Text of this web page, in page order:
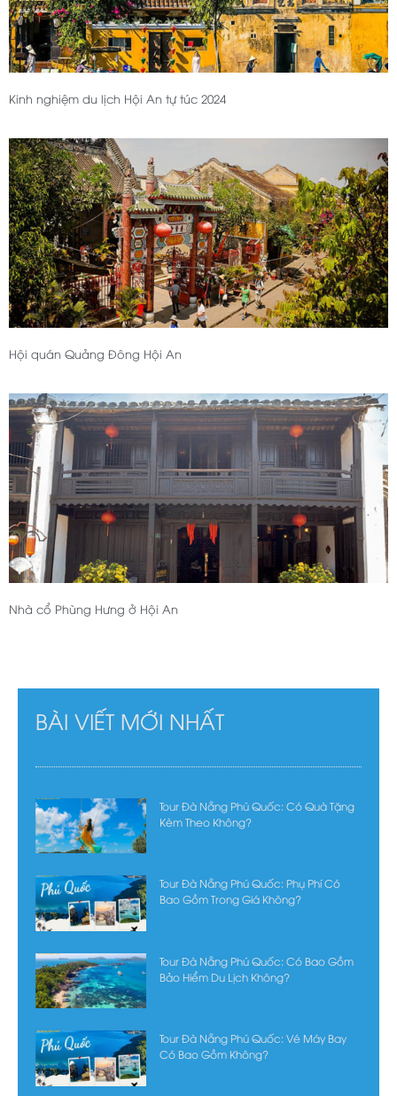
Kinh nghiệm du lịch Hội An tự túc 2024
Hội quán Quảng Đông Hội An
Nhà cổ Phùng Hưng ở Hội An
BÀI VIẾT MỚI NHẤT
Tour Đà Nẵng Phú Quốc: Có Quà Tặng
Kèm Theo Không?
Tour Đà Nẵng Phú Quốc: Phụ Phí Có
Bao Gồm Trong Giá Không?
Tour Đà Nẵng Phú Quốc: Có Bao Gồm
Bảo Hiểm Du Lịch Không?
Tour Đà Nẵng Phú Quốc: Vé Máy Bay
Có Bao Gồm Không?